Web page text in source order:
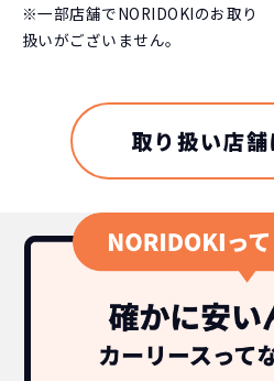
※一部店舗でNORIDOKIのお取り
扱いがございません。
取り扱い店